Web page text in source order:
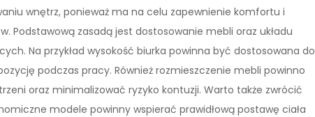
wnętrz, ponieważ ma na celu zapewnienie komfortu i
Podstawową zasadą jest dostosowanie mebli oraz układu
Na przykład wysokość biurka powinna być dostosowana do
podczas pracy. Również rozmieszczenie mebli powinno
oraz minimalizować ryzyko kontuzji. Warto także zwrócić
modele powinny wspierać prawidłową postawę ciała